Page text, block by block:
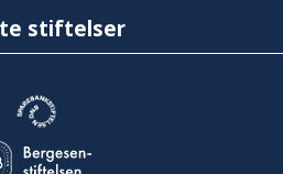
stiftelser